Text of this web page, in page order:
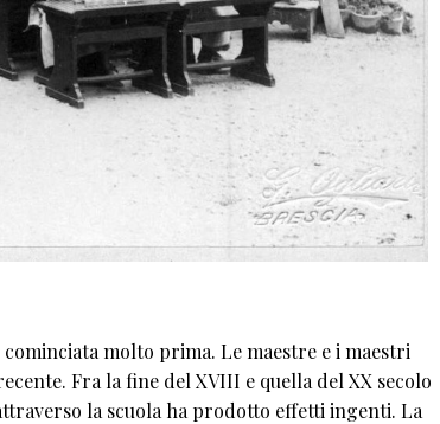
molto prima. Le maestre e i maestri
Fra la fine del XVIII e quella del XX secolo
la scuola ha prodotto effetti ingenti. La